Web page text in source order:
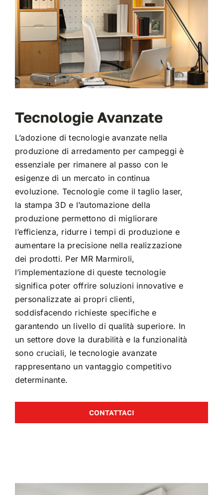
Tecnologie Avanzate
L’adozione di tecnologie avanzate nella
produzione di arredamento per campeggi è
essenziale per rimanere al passo con le
esigenze di un mercato in continua
evoluzione. Tecnologie come il taglio laser,
la stampa 3D e l’automazione della
produzione permettono di migliorare
l’efficienza, ridurre i tempi di produzione e
aumentare la precisione nella realizzazione
dei prodotti. Per MR Marmiroli,
l’implementazione di queste tecnologie
significa poter offrire soluzioni innovative e
personalizzate ai propri clienti,
soddisfacendo richieste specifiche e
garantendo un livello di qualità superiore. In
un settore dove la durabilità e la funzionalità
sono cruciali, le tecnologie avanzate
rappresentano un vantaggio competitivo
determinante.
CONTATTACI